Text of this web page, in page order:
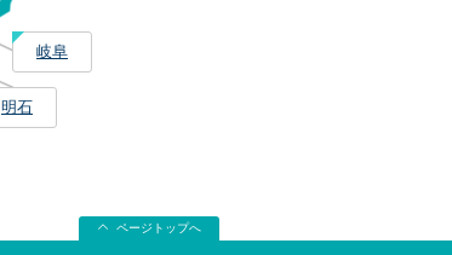
岐阜
明石
ページトップへ